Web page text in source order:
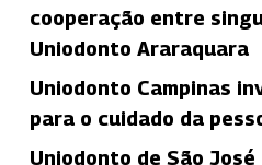
cooperação entre
Uniodonto Araraquara
Uniodonto Campinas
para o cuidado da
Uniodonto de São José